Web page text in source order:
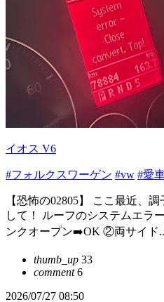
イオス V6
#フォルクスワーゲン #vw #愛
【恐怖の02805】 ここ最近、
して！ ルーフのシステムエラ
ンクオープン➡️OK ②両サイド
thumb_up 33
comment6
2026/07/27 08:50